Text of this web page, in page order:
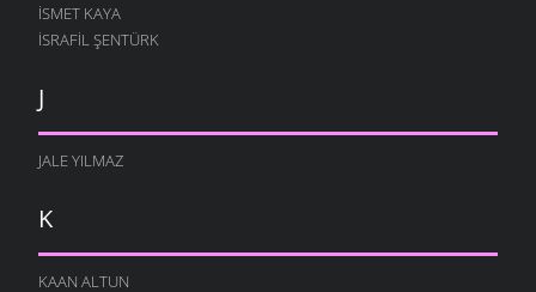
ISMET KAYA
İSRAFIL ŞENTÜRK
J
JALE YILMAZ
K
KAAN ALTUN